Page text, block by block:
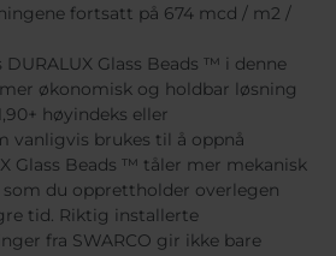
fortsatt på 674 mcd / m2 /
DURALUX Glass Beads ™ i denne
økonomisk og holdbar løsning
høyindeks eller
vanligvis brukes til å oppnå
Glass Beads ™ tåler mer mekanisk
du opprettholder overlegen
tid. Riktig installerte
fra SWARCO gir ikke bare